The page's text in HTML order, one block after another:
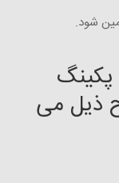
شود.
پکینگ
ذیل می